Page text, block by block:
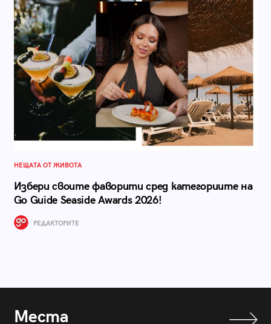
НЕЩАТА ОТ ЖИВОТА
Избери своите фаворити сред категориите на
Go Guide Seaside Awards 2026!
РЕДАКТОРИТЕ
Места